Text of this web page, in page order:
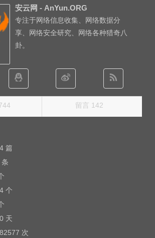
安云网 - AnYun.ORG
专注于网络信息收集、网络数据分
享、网络安全研究、网络各种猎奇八
卦。
留言 142
篇
个
天
次